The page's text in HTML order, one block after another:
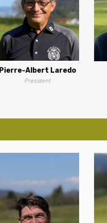
Pierre-Albert Laredo
President